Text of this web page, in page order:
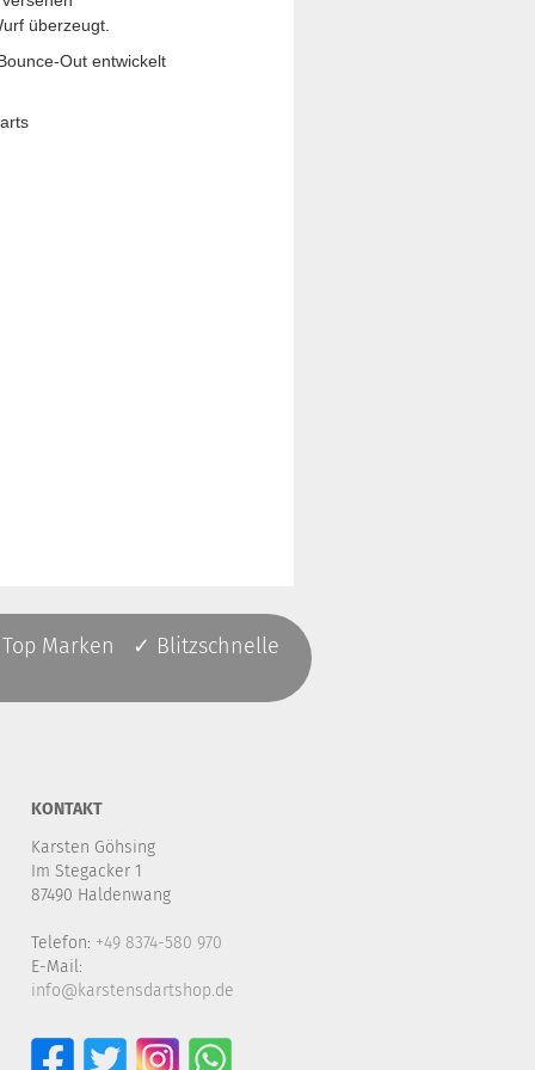
überzeugt.
Out entwickelt
Marken ✓ Blitzschnelle
KONTAKT
Karsten Göhsing
Im Stegacker 1
87490 Haldenwang
Telefon: +49 8374-580 970
E-Mail:
info@karstensdartshop.de